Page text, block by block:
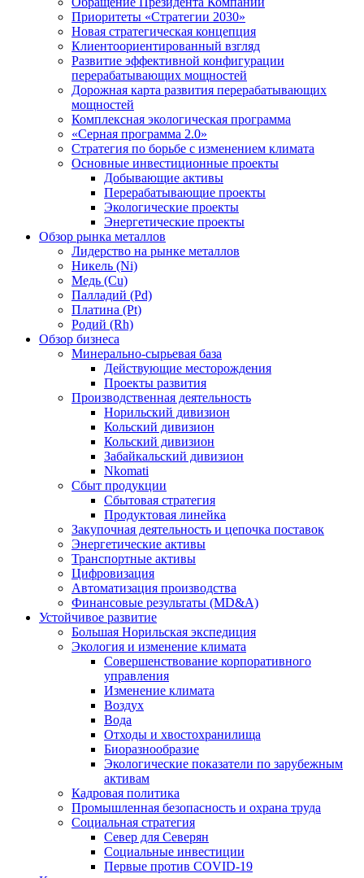
Приоритеты «Стратегии 2030»
Новая стратегическая концепция
Клиентоориентированный взгляд
Развитие эффективной конфигурации
перерабатывающих мощностей
Дорожная карта развития перерабатывающих
мощностей
Комплексная экологическая программа
«Серная программа 2.0»
Стратегия по борьбе с изменением климата
Основные инвестиционные проекты
Добывающие активы
Перерабатывающие проекты
Экологические проекты
Энергетические проекты
Обзор рынка металлов
Лидерство на рынке металлов
Никель (Ni)
Медь (Cu)
Палладий (Pd)
Платина (Pt)
Родий (Rh)
Обзор бизнеса
Минерально-сырьевая база
Действующие месторождения
Проекты развития
Производственная деятельность
Норильский дивизион
Кольский дивизион
Кольский дивизион
Забайкальский дивизион
Nkomati
Сбыт продукции
Сбытовая стратегия
Продуктовая линейка
Закупочная деятельность и цепочка поставок
Энергетические активы
Транспортные активы
Цифровизация
Автоматизация производства
Финансовые результаты (MD&A)
Устойчивое развитие
Большая Норильская экспедиция
Экология и изменение климата
Совершенствование корпоративного
управления
Изменение климата
Воздух
Вода
Отходы и хвостохранилища
Биоразнообразие
Экологические показатели по зарубежным
активам
Кадровая политика
Промышленная безопасность и охрана труда
Социальная стратегия
Север для Северян
Социальные инвестиции
Первые против COVID‑19